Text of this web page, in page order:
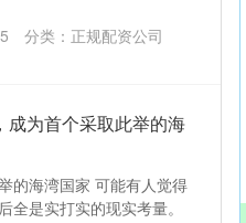
分类： 正规配资公司
为首个采取此举的海
的海湾国家 可能有人觉得
是实打实的现实考量。